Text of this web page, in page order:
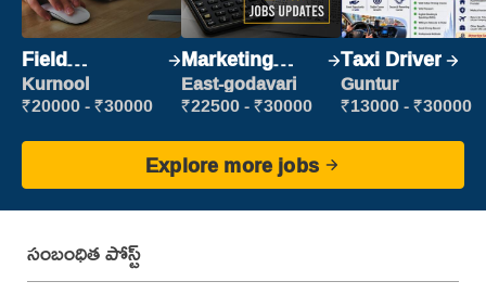
Field
Marketing
Executive
Kurnool
₹20000 - ₹30000
Marketing
Executive
East-godavari
₹22500 - ₹30000
Taxi Driver
Guntur
₹13000 - ₹30000
Explore more jobs
సంబంధిత పోస్ట్